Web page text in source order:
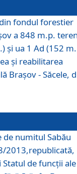
fondul forestier
a 848 m.p.
şi ua 1 Ad (152
şi reabilitarea
Braşov - Săcele,
numitul Sabău
2013,republicată,
de funcţii ale